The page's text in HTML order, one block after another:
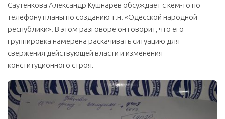
Саутенкова Александр Кушнарев обсуждает с кем-то по
телефону планы по созданию т.н. «Одесской народной
республики». В этом разговоре он говорит, что его
группировка намерена раскачивать ситуацию для
свержения действующей власти и изменения
конституционного строя.